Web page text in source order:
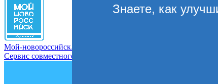
Мой-новороссийск.рф
Сервис совместного управления городом
Знаете, как